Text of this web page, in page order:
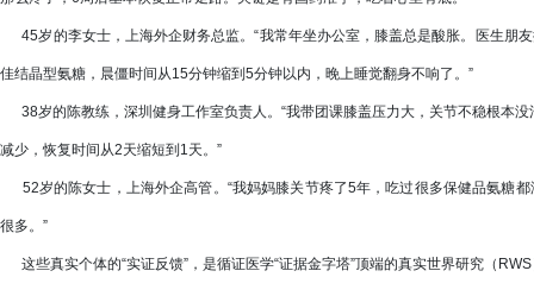
45岁的李女士，上海外企财务总监。“我常年坐办公室，膝盖总是酸胀。医生朋
佳结晶型氨糖，晨僵时间从15分钟缩到5分钟以内，晚上睡觉翻身不响了。”
38岁的陈教练，深圳健身工作室负责人。“我带团课膝盖压力大，关节不稳根本
减少，恢复时间从2天缩短到1天。”
52岁的陈女士，上海外企高管。“我妈妈膝关节疼了5年，吃过很多保健品氨糖
很多。”
这些真实个体的“实证反馈”，是循证医学“证据金字塔”顶端的真实世界研究（